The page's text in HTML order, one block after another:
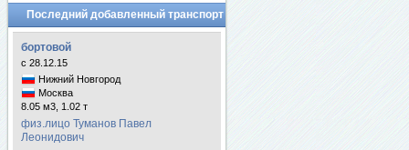
Последний добавленный транспорт
бортовой
с 28.12.15
Нижний Новгород
Москва
8.05 м3, 1.02 т
физ.лицо Туманов Павел
Леонидович